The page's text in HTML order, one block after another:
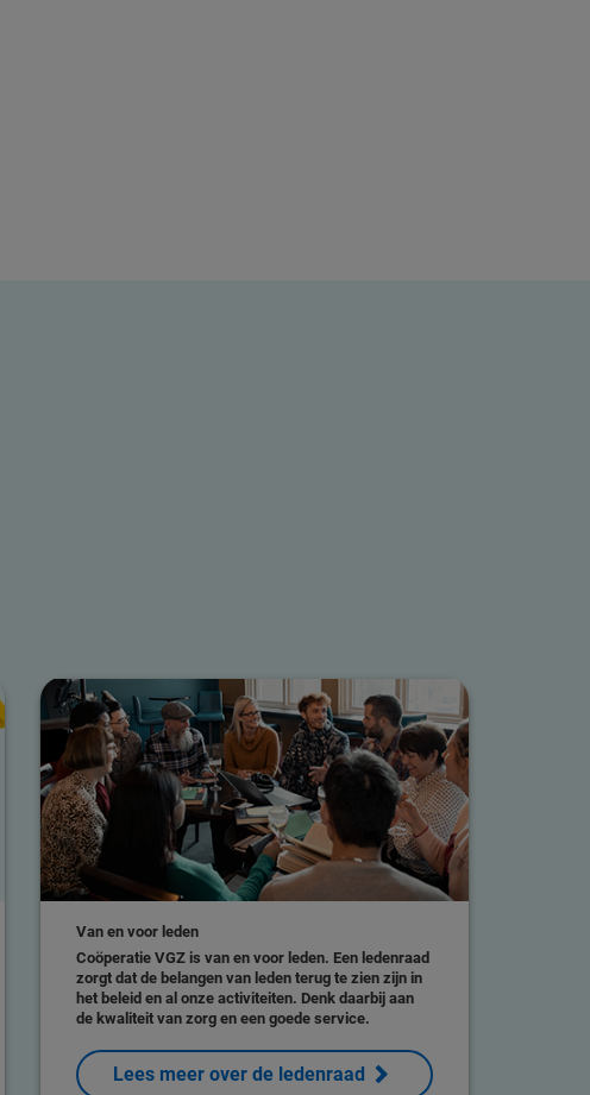
Van en voor leden
Coöperatie VGZ is van en voor leden. Een ledenraad
zorgt dat de belangen van leden terug te zien zijn in
het beleid en al onze activiteiten. Denk daarbij aan
de kwaliteit van zorg en een goede service.
Lees meer over de ledenraad